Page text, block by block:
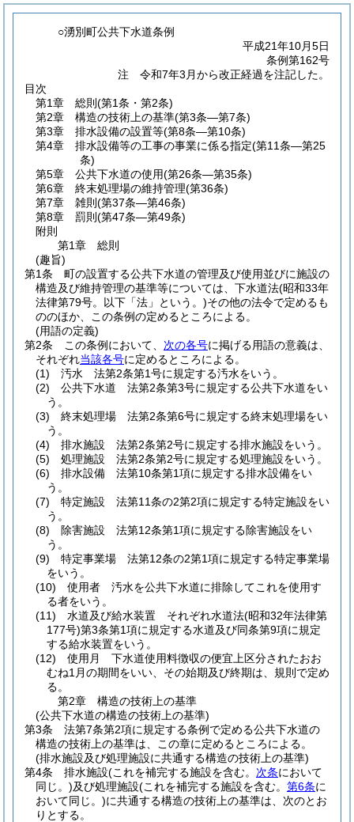
○湧別町公共下水道条例
平成21年10月5日
条例第162号
注 令和7年3月から改正経過を注記した。
目次
第1章
総則 (第1条・第2条)
第2章
構造の技術上の基準(第3条―第7条)
第3章
排水設備の設置等(第8条―第10条)
第4章
排水設備等の工事の事業に係る指定(第11条―第25
条)
第5章
公共下水道の使用(第26条―第35条)
第6章
終末処理場の維持管理(第36条)
第7章
雑則 (第37条―第46条)
第8章
罰則 (第47条―第49条)
附則
第1章
総則
(趣旨)
第1条
町の設置する公共下水道の管理及び使用並びに施設の
構造及び維持管理の基準等については、下水道法(昭和33年
法律第79号。以下「法」という。)その他の法令で定めるも
ののほか、この条例の定めるところによる。
(用語の定義)
第2条
この条例において、 次の各号に掲げる用語の意義は、
それぞれ当該各号に定めるところによる。
(1)
汚水 法第2条第1号に規定する汚水をいう。
(2)
公共下水道 法第2条第3号に規定する公共下水道をい
う。
(3)
終末処理場 法第2条第6号に規定する終末処理場をい
う。
(4)
排水施設 法第2条第2号に規定する排水施設をいう。
(5)
処理施設 法第2条第2号に規定する処理施設をいう。
(6)
排水設備 法第10条第1項に規定する排水設備をい
う。
(7)
特定施設 法第11条の2第2項に規定する特定施設をい
う。
(8)
除害施設 法第12条第1項に規定する除害施設をい
う。
(9)
特定事業場 法第12条の2第1項に規定する特定事業場
をいう。
(10)
使用者 汚水を公共下水道に排除してこれを使用す
る者をいう。
(11)
水道及び給水装置 それぞれ水道法(昭和32年法律第
177号)第3条第1項に規定する水道及び同条第9項に規定
する給水装置をいう。
(12)
使用月 下水道使用料徴収の便宜上区分されたおお
むね1月の期間をいい、その始期及び終期は、規則で定め
る。
第2章
構造の技術上の基準
(公共下水道の構造の技術上の基準)
第3条
法第7条第2項に規定する条例で定める公共下水道の
構造の技術上の基準は、この章に定めるところによる。
(排水施設及び処理施設に共通する構造の技術上の基準)
第4条
排水施設(これを補完する施設を含む。 次条において
同じ。)及び処理施設(これを補完する施設を含む。 第6条に
おいて同じ。)に共通する構造の技術上の基準は、次のとお
りとする。